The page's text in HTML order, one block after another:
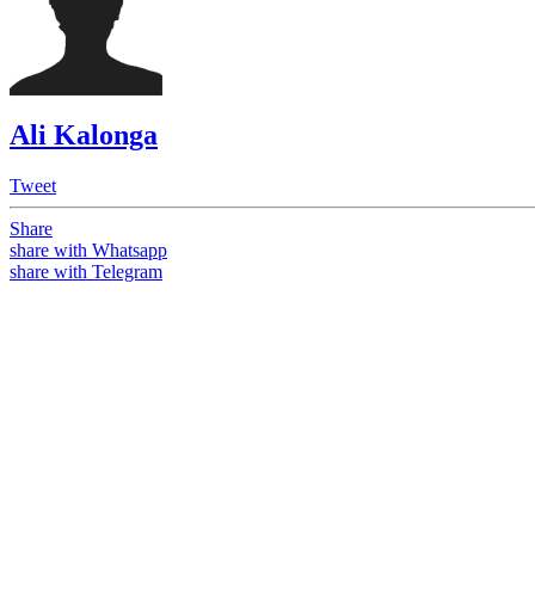
Ali Kalonga
Tweet
Share
share with Whatsapp
share with Telegram